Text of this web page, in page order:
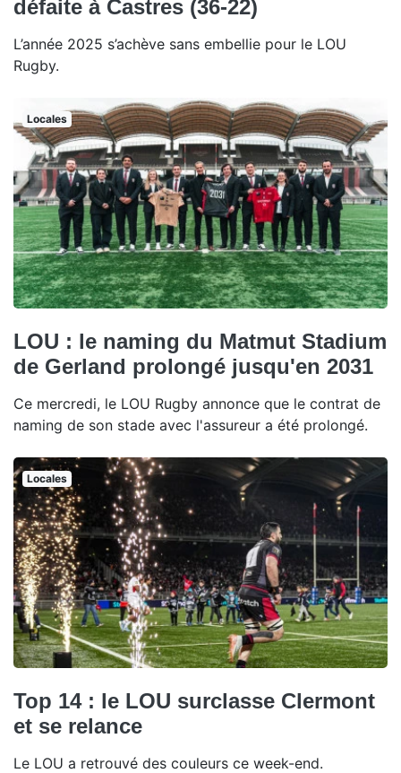
défaite à Castres (36-22)
L’année 2025 s’achève sans embellie pour le LOU
Rugby.
Locales
LOU : le naming du Matmut Stadium
de Gerland prolongé jusqu'en 2031
Ce mercredi, le LOU Rugby annonce que le contrat de
naming de son stade avec l'assureur a été prolongé.
Locales
Top 14 : le LOU surclasse Clermont
et se relance
Le LOU a retrouvé des couleurs ce week-end.